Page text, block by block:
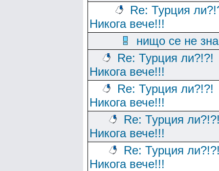
Re: Турция
Никога вече!!!
нищо се не
Re: Турция ли?!?!
Никога вече!!!
Re: Турция ли?!?!
Никога вече!!!
Re: Турция
Никога вече!!!
Re: Турция
Никога вече!!!